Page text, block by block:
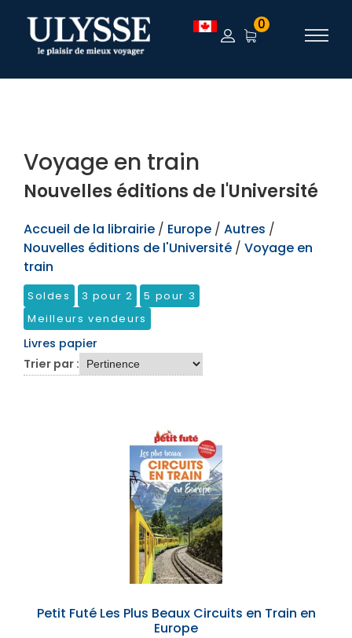
TEST 0
Voyage en train
Nouvelles éditions de l'Université
Accueil de la librairie / Europe / Autres /
Nouvelles éditions de l'Université / Voyage en
train
Soldes 3 pour 2
5 pour 3
Meilleurs vendeurs
Livres papier
Trier par :
Petit Futé Les Plus Beaux Circuits en Train en
Europe